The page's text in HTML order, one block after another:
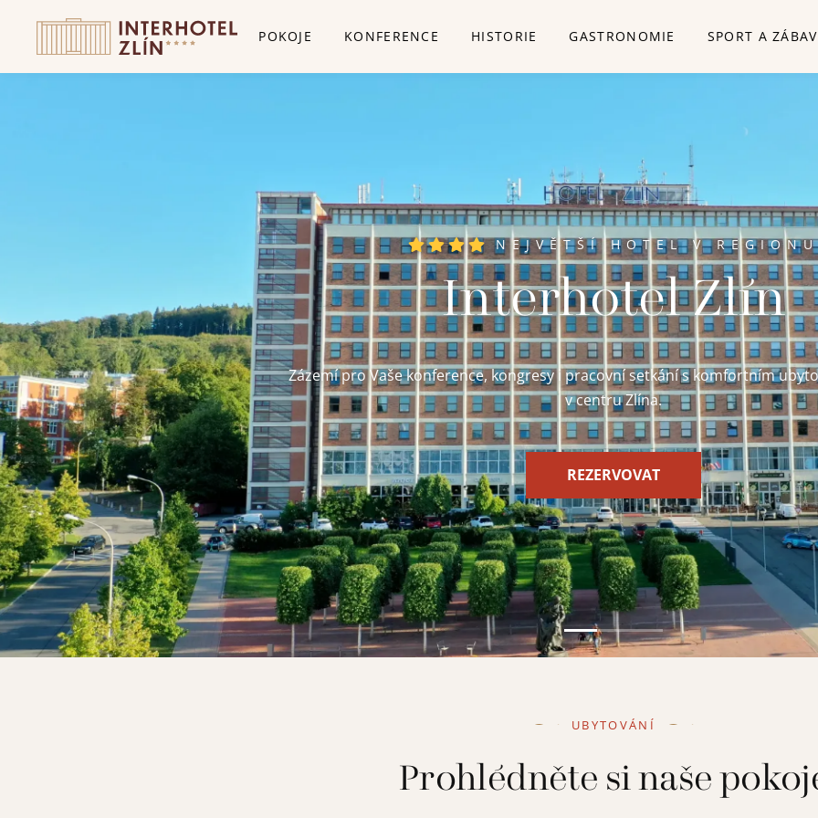
POKOJE KONFERENCE HISTORIE GASTRONOMIE SPORT A
NEJVĚTŠÍ HOTEL V REGIONU
Interhotel Zlín
Zázemí pro Vaše konference, kongresy i pracovní setkání s komfortním
v centru Zlína.
REZERVOVAT
UBYTOVÁNÍ
Prohlédněte si naše